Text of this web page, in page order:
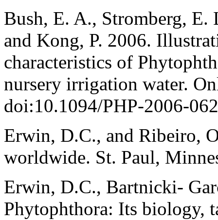
Bush, E. A., Stromberg, E.
and Kong, P. 2006.
characteristics of
nursery irrigation water.
doi:10.1094/PHP-2006-
Erwin, D.C., and Ribeiro,
worldwide. St. Paul,
Erwin, D.C., Bartnicki-
Phytophthora: Its biology,